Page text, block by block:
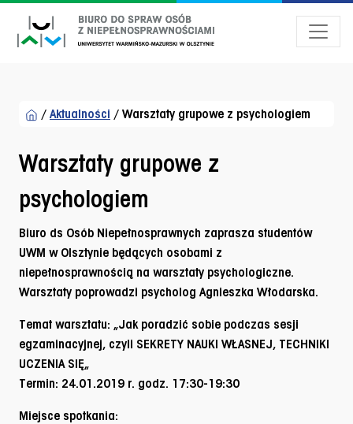
/ Aktualności / Warsztaty grupowe z psychologiem
Warsztaty grupowe z
psychologiem
Biuro ds Osób Niepełnosprawnych zaprasza studentów
UWM w Olsztynie będących osobami z
niepełnosprawnością na warsztaty psychologiczne.
Warsztaty poprowadzi psycholog Agnieszka Włodarska.
Temat warsztatu: „Jak poradzić sobie podczas sesji
egzaminacyjnej, czyli SEKRETY NAUKI WŁASNEJ, TECHNIKI
UCZENIA SIĘ„
Termin: 24.01.2019 r. godz. 17:30-19:30
Miejsce spotkania: